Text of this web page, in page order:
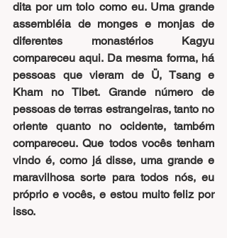
dita por um tolo como eu. Uma grande
assembléia de monges e monjas de
diferentes monastérios Kagyu
compareceu aqui. Da mesma forma, há
pessoas que vieram de Ü, Tsang e
Kham no Tibet. Grande número de
pessoas de terras estrangeiras, tanto no
oriente quanto no ocidente, também
compareceu. Que todos vocês tenham
vindo é, como já disse, uma grande e
maravilhosa sorte para todos nós, eu
próprio e vocês, e estou muito feliz por
isso.